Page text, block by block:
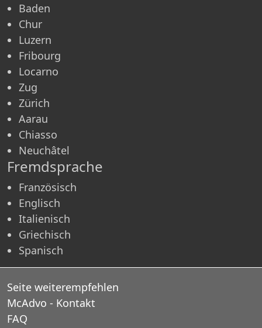
Baden
Chur
Luzern
Fribourg
Locarno
Zug
Zürich
Aarau
Chiasso
Neuchâtel
Fremdsprache
Französisch
Englisch
Italienisch
Griechisch
Spanisch
Seite weiterempfehlen
McAdvo - Kontakt
FAQ